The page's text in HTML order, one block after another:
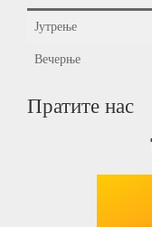
Јутрење
Вечерње
Пратите нас